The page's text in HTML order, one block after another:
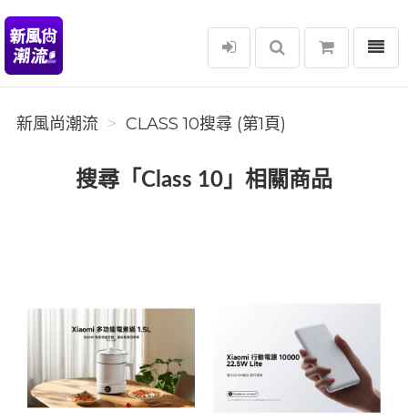
新風尚潮流
選單
新風尚潮流 CLASS 10搜尋 (第1頁)
搜尋「Class 10」相關商品